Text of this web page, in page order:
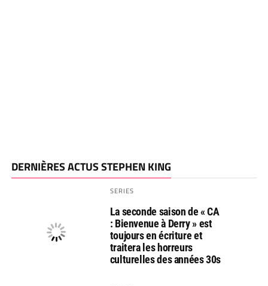
DERNIÈRES ACTUS STEPHEN KING
SERIES
La seconde saison de « CA
: Bienvenue à Derry » est
toujours en écriture et
traitera les horreurs
culturelles des années 30s